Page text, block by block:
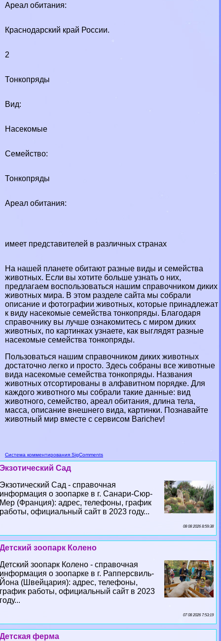
Ареал обитания:
Краснодарский край России.
2
Тонкопряды
Вид:
Насекомые
Семейство:
Тонкопряды
Ареал обитания:
имеет представителей в различных странах
На нашей планете обитают разные виды и семейства
животных. Если вы хотите больше узнать о них,
предлагаем воспользоваться нашим справочником диких
животных мира. В этом разделе сайта мы собрали
описание и фотографии животных, которые принадлежат
к виду насекомые семейства тонкопряды. Благодаря
справочнику вы лучше ознакомитесь с миром диких
животных, по картинках узнаете, как выглядят разные
насекомые семейства тонкопряды.
Пользоваться нашим справочником диких животных
достаточно легко и просто. Здесь собраны все животные
вида насекомые семейства тонкопряды. Названия
животных отсортированы в алфавитном порядке. Для
каждого животного мы собрали такие данные: вид
животного, семейство, ареал обитания, длина тела,
масса, описание внешнего вида, картинки. Познавайте
животный мир вместе с сервисом Barichev!
Система комментирования SigComments
Экзотический Сад
Экзотический Сад - справочная
информация о зоопарке в г. Санари-Сюр-
Мер (Франция): адрес, телефоны, график
работы, официальный сайт в 2023 году...
08 08 2026 8:59:38
Детский зоопарк Колено
Детский зоопарк Колено - справочная
информация о зоопарке в г. Рапперсвиль-
Йона (Швейцария): адрес, телефоны,
график работы, официальный сайт в 2023
году...
07 08 2026 7:53:19
Детская ферма